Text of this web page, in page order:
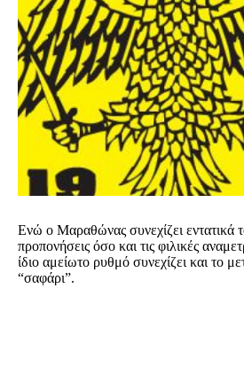
Ενώ ο Μαραθώνας συνεχίζει εντατικά
προπονήσεις όσο και τις φιλικές
ίδιο αμείωτο ρυθμό συνεχίζει και το
“σαφάρι”.